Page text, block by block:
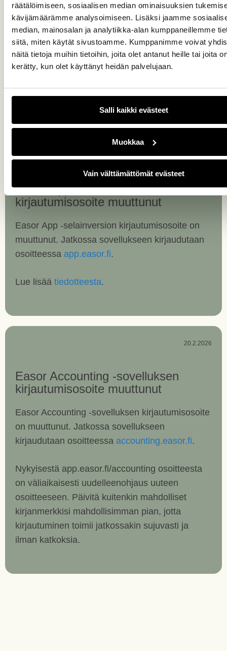
räätälöimiseen, sosiaalisen median ominaisuuksien
kävijämäärämme analysoimiseen. Lisäksi jaamme
median, mainosalan ja analytiikka-alan kumppaneillemme
siitä, miten käytät sivustoamme. Kumppanimme voivat
näitä tietoja muihin tietoihin, joita olet antanut heille tai joita
kerätty, kun olet käyttänyt heidän palvelujaan.
Salli kaikki evästeet
Muokkaa
Vain välttämättömät evästeet
vastaanottamiseen, koska sähköposti- ja
paperilaskujen skannausosoitteet tulevat
muuttumaan.Verkkolaskuosoitteet pysyvät
ennallaan.
lisää Maventantiedotteesta.
13.4.2026
Easor App -selainversion
kirjautumisosoite muuttunut
Easor App -selainversion kirjautumisosoite on
muuttunut. Jatkossa sovellukseen kirjaudutaan
osoitteessa app.easor.fi.
Lue lisää tiedotteesta.
20.2.2026
Easor Accounting -sovelluksen
kirjautumisosoite muuttunut
Easor Accounting -sovelluksen kirjautumisosoite
on muuttunut. Jatkossa sovellukseen
kirjaudutaan osoitteessa accounting.easor.fi.
Nykyisestä app.easor.fi/accounting osoitteesta
on väliaikaisesti uudelleenohjaus uuteen
osoitteeseen. Päivitä kuitenkin mahdolliset
kirjanmerkkisi mahdollisimman pian, jotta
kirjautuminen toimii jatkossakin sujuvasti ja
ilman katkoksia.